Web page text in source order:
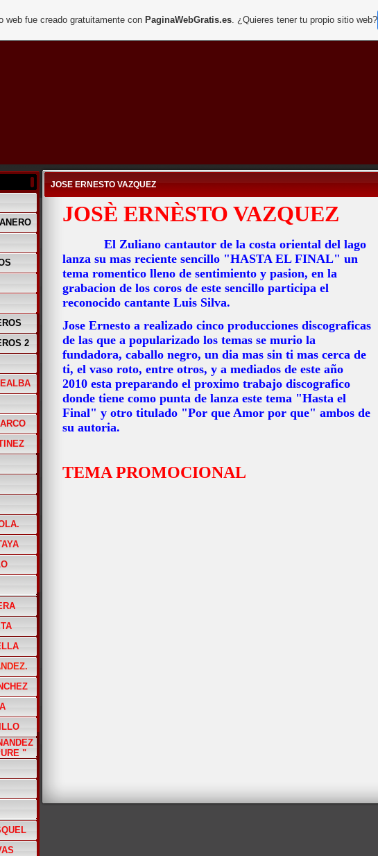
2
"
JOSE ERNESTO VAZQUEZ
JOSÈ ERNÈSTO VAZQUEZ
El Zuliano cantautor de la costa oriental del lago
lanza su mas reciente sencillo "HASTA EL FINAL" un
tema romentico lleno de sentimiento y pasion, en la
grabacion de los coros de este sencillo participa el
reconocido cantante Luis Silva.
Jose Ernesto a realizado cinco producciones discograficas
de las que a popularizado los temas se murio la
fundadora, caballo negro, un dia mas sin ti mas cerca de
ti, el vaso roto, entre otros, y a mediados de este año
2010 esta preparando el proximo trabajo discografico
donde tiene como punta de lanza este tema "Hasta el
Final" y otro titulado "Por que Amor por que" ambos de
su autoria.
TEMA PROMOCIONAL
web fue creado gratuitamente con PaginaWebGratis.es. ¿Quieres tener tu propio sitio web?